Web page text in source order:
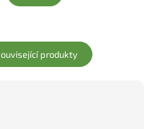
produkty